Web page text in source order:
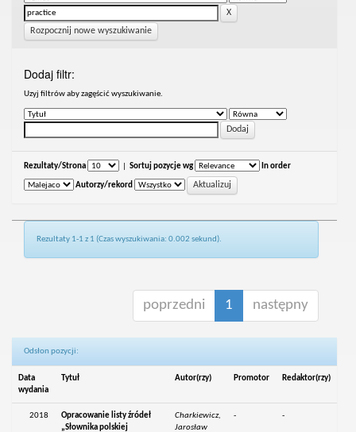
Rozpocznij nowe wyszukiwanie
Dodaj filtr:
Uzyj filtrów aby zagęścić wyszukiwanie.
Rezultaty/Strona Sortuj pozycje wg In order
Autorzy/rekord
Rezultaty 1-1 z 1 (Czas wyszukiwania: 0.002 sekund).
poprzedni 1 następny
Odsłon pozycji:
Data
wydania
Tytuł Autor(rzy) Promotor Redaktor(rzy)
2018
Opracowanie listy źródeł
„Słownika polskiej
Charkiewicz,
Jarosław
- -